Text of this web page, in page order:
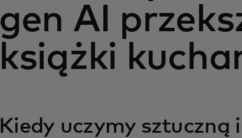
gen AI
książki
Kiedy uczymy sztuczną